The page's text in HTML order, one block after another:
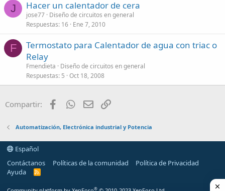
J Hacer un calentador de cera
jose77 Diseño de circuitos en general
Respuestas 16 Ene 7, 2010
F
Termostato para Calentador de agua con triac o
Relay
Fmendieta
Diseño de circuitos en general
Respuestas 5 Oct 18, 2008
Compartir: FacebookWhatsApp
Email
Automatización, Electrónica industrial y Potencia
Español
Contáctanos
Políticas de la comunidad
Política de Privacidad
Ayuda
R
®